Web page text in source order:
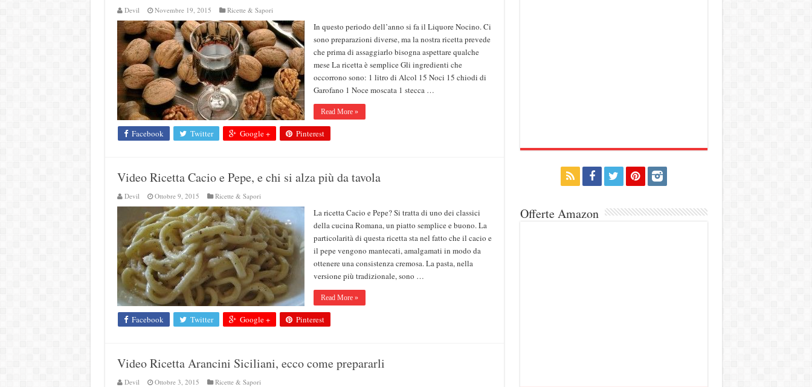
Devil Novembre 19, 2015 Ricette & Sapori
In questo periodo dell’anno si fa il Liquore Nocino. Ci
sono preparazioni diverse, ma la nostra ricetta prevede
che prima di assaggiarlo bisogna aspettare qualche
mese La ricetta è semplice Gli ingredienti che
occorrono sono: 1 litro di Alcol 15 Noci 15 chiodi di
Garofano 1 Noce moscata 1 stecca …
Read More »
Facebook Twitter Google + Pinterest
Video Ricetta Cacio e Pepe, e chi si alza più da tavola
Devil Ottobre 9, 2015 Ricette & Sapori
La ricetta Cacio e Pepe? Si tratta di uno dei classici
della cucina Romana, un piatto semplice e buono. La
particolarità di questa ricetta sta nel fatto che il cacio e
il pepe vengono mantecati, amalgamati in modo da
ottenere una consistenza cremosa. La pasta, nella
versione più tradizionale, sono …
Read More »
Facebook Twitter Google + Pinterest
Video Ricetta Arancini Siciliani, ecco come prepararli
Devil Ottobre 3, 2015 Ricette & Sapori
Offerte Amazon